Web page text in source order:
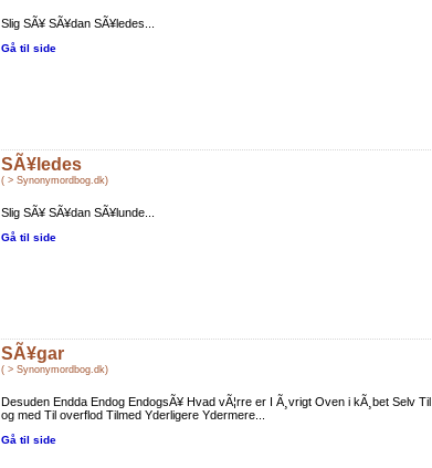
Slig SÃ¥ SÃ¥dan SÃ¥ledes...
Gå til side
SÃ¥ledes
( > Synonymordbog.dk)
Slig SÃ¥ SÃ¥dan SÃ¥lunde...
Gå til side
SÃ¥gar
( > Synonymordbog.dk)
Desuden Endda Endog EndogsÃ¥ Hvad vÃ¦rre er I Ã¸vrigt Oven i kÃ¸bet Selv Til
og med Til overflod Tilmed Yderligere Ydermere...
Gå til side